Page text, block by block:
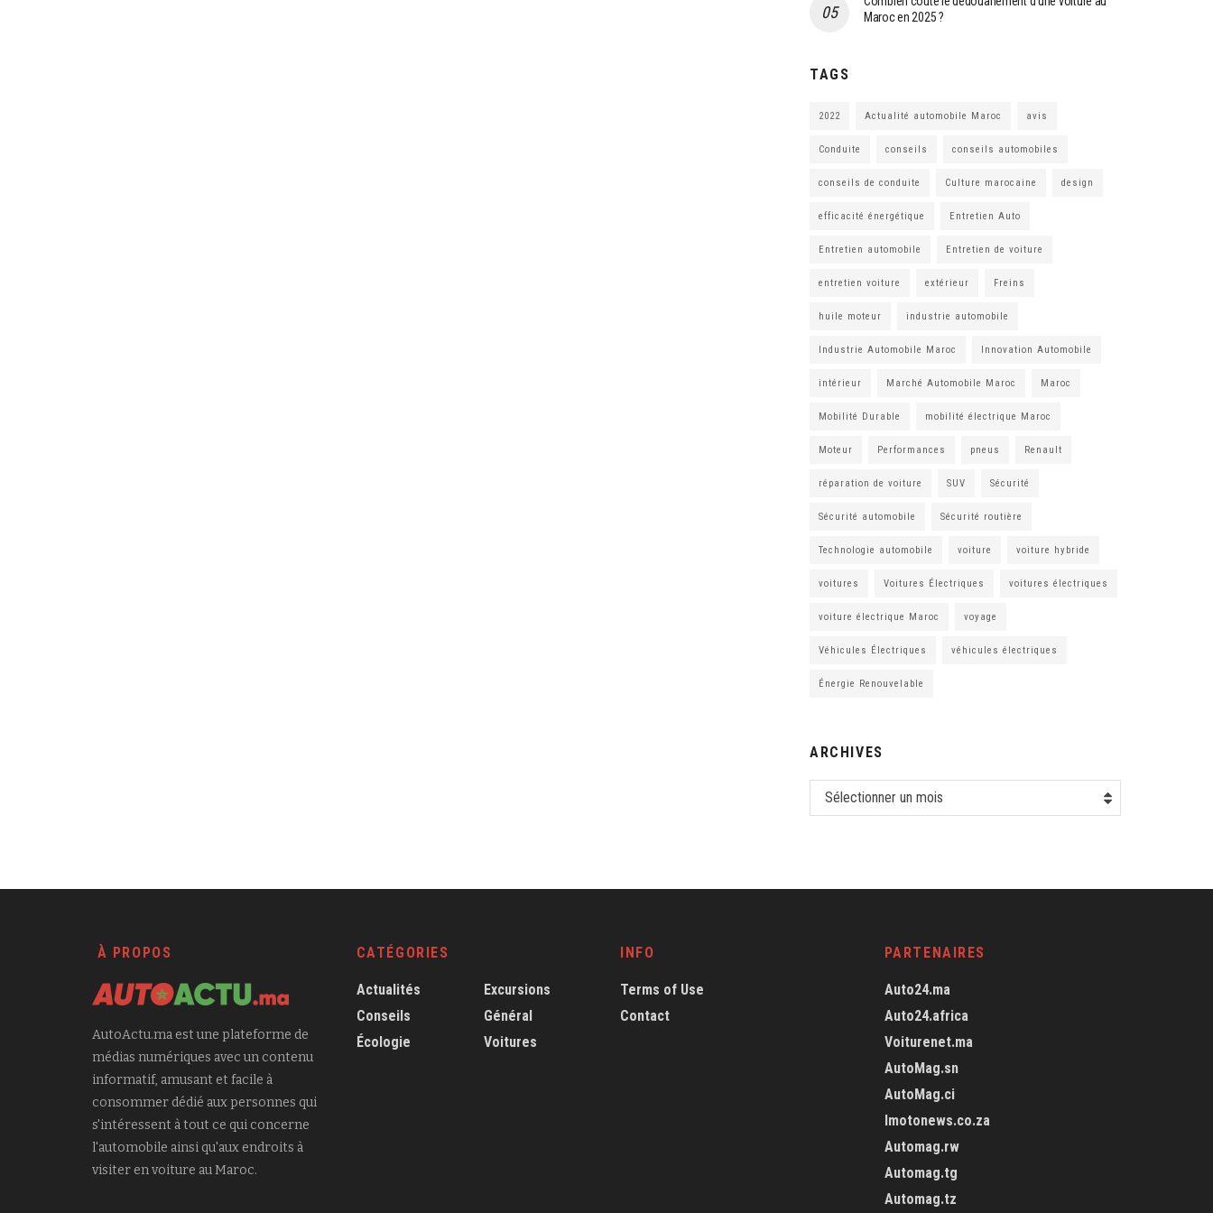
Maroc en 2025 ?
TAGS
2022 Actualité automobile Maroc avis
Conduite conseils conseils automobiles
conseils de conduite Culture marocaine design
efficacité énergétique Entretien Auto
Entretien automobile Entretien de voiture
entretien voiture extérieur Freins
huile moteur industrie automobile
Industrie Automobile Maroc Innovation Automobile
intérieur Marché Automobile Maroc Maroc
Mobilité Durable mobilité électrique Maroc
Moteur Performances pneus Renault
réparation de voiture SUV Sécurité
Sécurité automobile Sécurité routière
Technologie automobile voiture voiture hybride
voitures Voitures Électriques voitures électriques
voiture électrique Maroc voyage
Véhicules Électriques véhicules électriques
Énergie Renouvelable
ARCHIVES
Sélectionner un mois
À PROPOS
AutoActu.ma est une plateforme de
médias numériques avec un contenu
informatif, amusant et facile à
consommer dédié aux personnes qui
s'intéressent à tout ce qui concerne
l'automobile ainsi qu'aux endroits à
visiter en voiture au Maroc.
CATÉGORIES
Actualités
Conseils
Écologie
Excursions
Général
Voitures
INFO
Terms of Use
Contact
PARTENAIRES
Auto24.ma
Auto24.africa
Voiturenet.ma
AutoMag.sn
AutoMag.ci
Imotonews.co.za
Automag.rw
Automag.tg
Automag.tz